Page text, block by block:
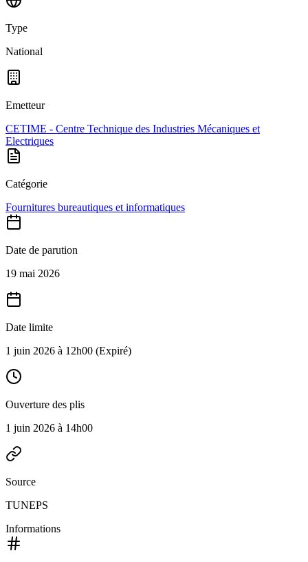
Type
National
Emetteur
CETIME - Centre Technique des Industries Mécaniques et
Electriques
Catégorie
Fournitures bureautiques et informatiques
Date de parution
19 mai 2026
Date limite
1 juin 2026 à 12h00 (Expiré)
Ouverture des plis
1 juin 2026 à 14h00
Source
TUNEPS
Informations